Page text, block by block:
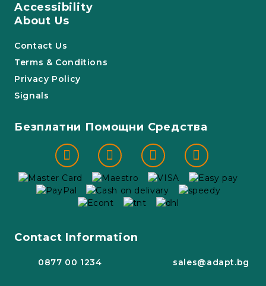
Accessibility
About Us
Contact Us
Terms & Conditions
Privacy Policy
Signals
Безплатни Помощни Средства
Contact Information
0877 00 1234 sales@adapt.bg